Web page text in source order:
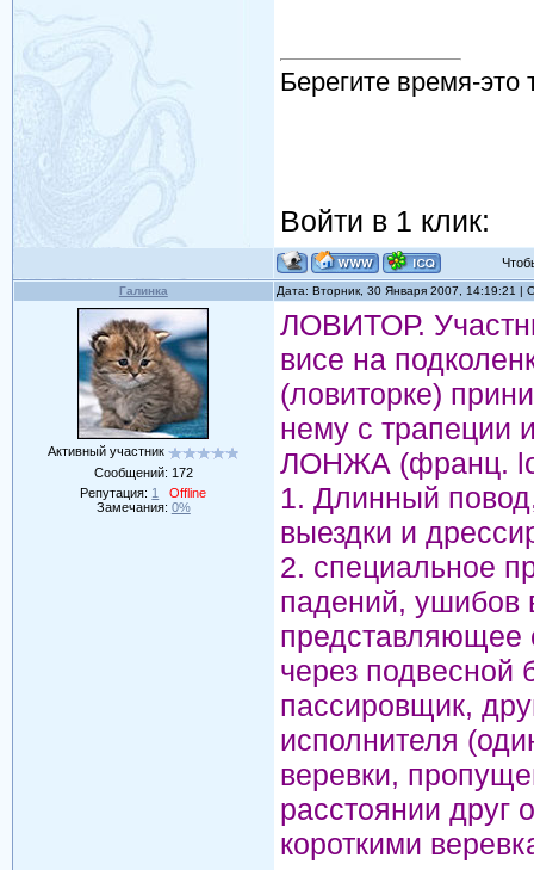
Берегите время-это
Войти в 1 клик:
Галинка Дата: Вторник, 30 Января 2007, 14:19:21 |
Активный участник
Сообщений: 172
Репутация: 1
Offline
Замечания: 0%
ЛОВИТОР.
висе на
(ловиторке)
нему с трапеции
ЛОНЖА (франц.
1. Длинный
выездки и
2. специальное
падений, ушибов
представляющее
через подвесной
пассировщик,
исполнителя
веревки,
расстоянии друг
короткими